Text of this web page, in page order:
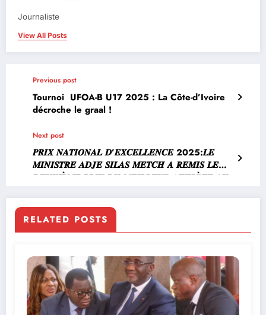
Journaliste
View All Posts
Previous post
Tournoi UFOA-B U17 2025 : La Côte-d’Ivoire
décroche le graal !
Next post
𝑷𝑹𝑰𝑿 𝑵𝑨𝑻𝑰𝑶𝑵𝑨𝑳 𝑫’𝑬𝑿𝑪𝑬𝑳𝑳𝑬𝑵𝑪𝑬 2025:𝑳𝑬
𝑴𝑰𝑵𝑰𝑺𝑻𝑹𝑬 𝑨𝑫𝑱𝑬 𝑺𝑰𝑳𝑨𝑺 𝑴𝑬𝑻𝑪𝑯 𝑨 𝑹𝑬𝑴𝑰𝑺 𝑳𝑬
𝑫𝑬𝑼𝑿𝑰È𝑴𝑬 𝑷𝑹𝑰𝑿 𝑫𝑼 𝑴𝑬𝑰𝑳𝑳𝑬𝑼𝑹 𝑨𝑻𝑯𝑳È𝑻𝑬 𝑨𝑼
RELATED POSTS